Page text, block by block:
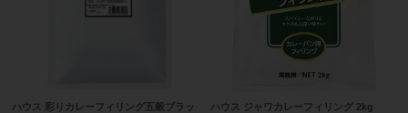
ハウス 彩りカレーフィリング五穀ブラッ
ハウス ジャワカレーフィリング 2kg